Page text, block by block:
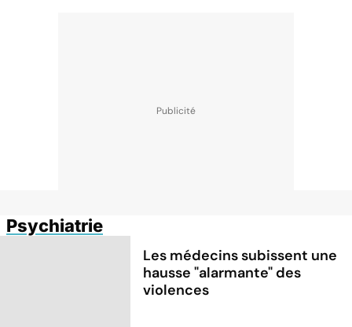
Psychiatrie
Les médecins subissent une
hausse "alarmante" des
violences